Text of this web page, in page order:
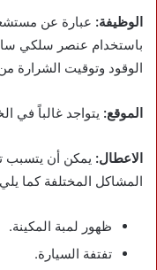
الوظيفة: عبارة عن
باستخدام عنصر سلكي
الوقود وتوقيت الشرارة
الموقع: يتواجد غالباً في
الاعطال: يمكن أن يتسبب
المشاكل المختلفة كما
ظهور لمبة المكينة.
تفتفة السيارة.